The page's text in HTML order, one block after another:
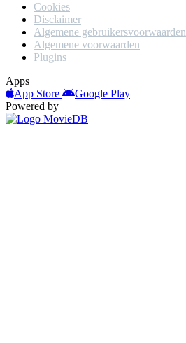
Cookies
Disclaimer
Algemene gebruikersvoorwaarden
Algemene voorwaarden
Plugins
Apps
App Store
Google Play
Powered by